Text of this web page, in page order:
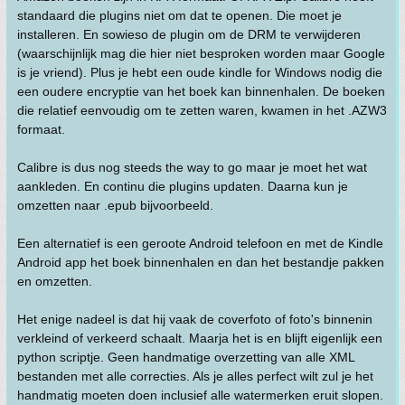
standaard die plugins niet om dat te openen. Die moet je
installeren. En sowieso de plugin om de DRM te verwijderen
(waarschijnlijk mag die hier niet besproken worden maar Google
is je vriend). Plus je hebt een oude kindle for Windows nodig die
een oudere encryptie van het boek kan binnenhalen. De boeken
die relatief eenvoudig om te zetten waren, kwamen in het .AZW3
formaat.
Calibre is dus nog steeds the way to go maar je moet het wat
aankleden. En continu die plugins updaten. Daarna kun je
omzetten naar .epub bijvoorbeeld.
Een alternatief is een geroote Android telefoon en met de Kindle
Android app het boek binnenhalen en dan het bestandje pakken
en omzetten.
Het enige nadeel is dat hij vaak de coverfoto of foto's binnenin
verkleind of verkeerd schaalt. Maarja het is en blijft eigenlijk een
python scriptje. Geen handmatige overzetting van alle XML
bestanden met alle correcties. Als je alles perfect wilt zul je het
handmatig moeten doen inclusief alle watermerken eruit slopen.